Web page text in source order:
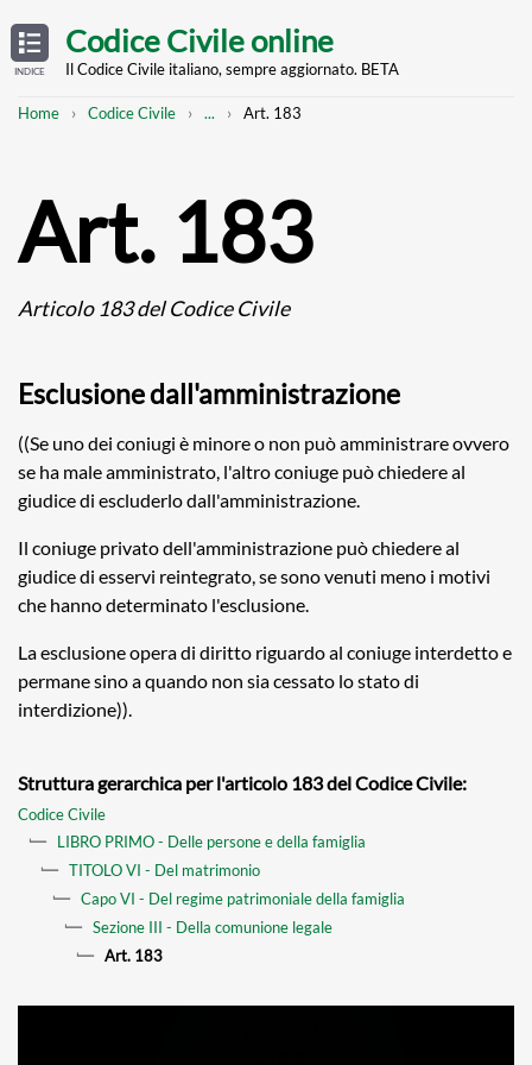
TABLE
OF
CONTENTS
INDICE
main
Codice Civile online
Il Codice Civile italiano, sempre aggiornato. BETA
Breadcrumb
Home Codice Civile
Mostra
... Art. 183
Art. 183
Articolo 183 del Codice Civile
Esclusione dall'amministrazione
((Se uno dei coniugi è minore o non può amministrare ovvero
se ha male amministrato, l'altro coniuge può chiedere al
giudice di escluderlo dall'amministrazione.
Il coniuge privato dell'amministrazione può chiedere al
giudice di esservi reintegrato, se sono venuti meno i motivi
che hanno determinato l'esclusione.
La esclusione opera di diritto riguardo al coniuge interdetto e
permane sino a quando non sia cessato lo stato di
interdizione)).
Struttura gerarchica per l'articolo 183 del Codice Civile:
Codice Civile
LIBRO PRIMO - Delle persone e della famiglia
TITOLO VI - Del matrimonio
Capo VI - Del regime patrimoniale della famiglia
Sezione III - Della comunione legale
Art. 183